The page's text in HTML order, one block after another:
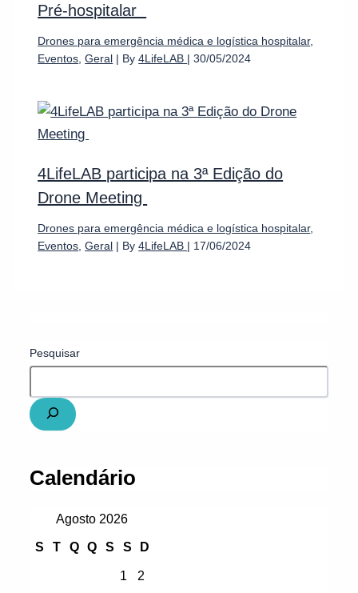
Pré-hospitalar
Drones para emergência médica e logística hospitalar,
Eventos ,Geral | By4LifeLAB |30/05/2024
4LifeLAB participa na 3ª Edição do
Drone Meeting
Drones para emergência médica e logística hospitalar,
Eventos ,Geral | By4LifeLAB | 17/06/2024
Pesquisar
Calendário
Agosto 2026
S T Q Q S S D
1 2